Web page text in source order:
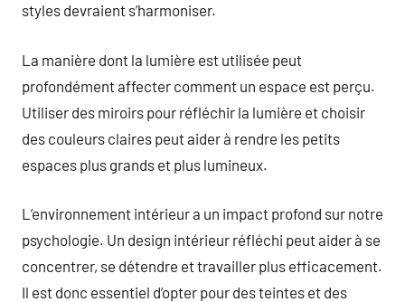
styles devraient s’harmoniser.
La manière dont la lumière est utilisée peut
profondément affecter comment un espace est perçu.
Utiliser des miroirs pour réfléchir la lumière et choisir
des couleurs claires peut aider à rendre les petits
espaces plus grands et plus lumineux.
L’environnement intérieur a un impact profond sur notre
psychologie. Un design intérieur réfléchi peut aider à se
concentrer, se détendre et travailler plus efficacement.
Il est donc essentiel d’opter pour des teintes et des